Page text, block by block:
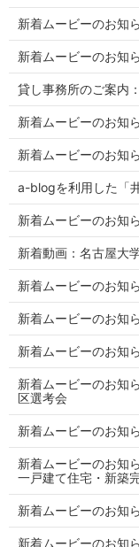
新着ムービーのお知
新着ムービーのお知
貸し事務所のご案内
新着ムービーのお知
新着ムービーのお知
a-blogを利用した「
新着ムービーのお知
新着動画：名古屋大
新着ムービーのお知
新着ムービーのお
新着ムービーのお知
新着ムービーのお知
区選考会
新着ムービーのお知
新着ムービーのお知
一戸建て住宅・新築
新着ムービーのお知
新着ムービーのお知